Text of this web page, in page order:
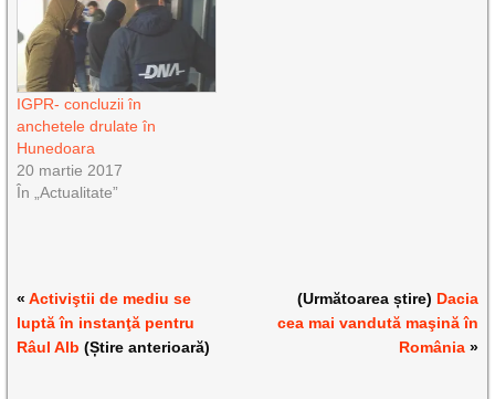
IGPR- concluzii în
anchetele drulate în
Hunedoara
20 martie 2017
În „Actualitate”
«Activiştii de mediu se
luptă în instanţă pentru
Râul Alb (Știre anterioară)
(Următoarea știre) Dacia
cea mai vandută maşină în
România»